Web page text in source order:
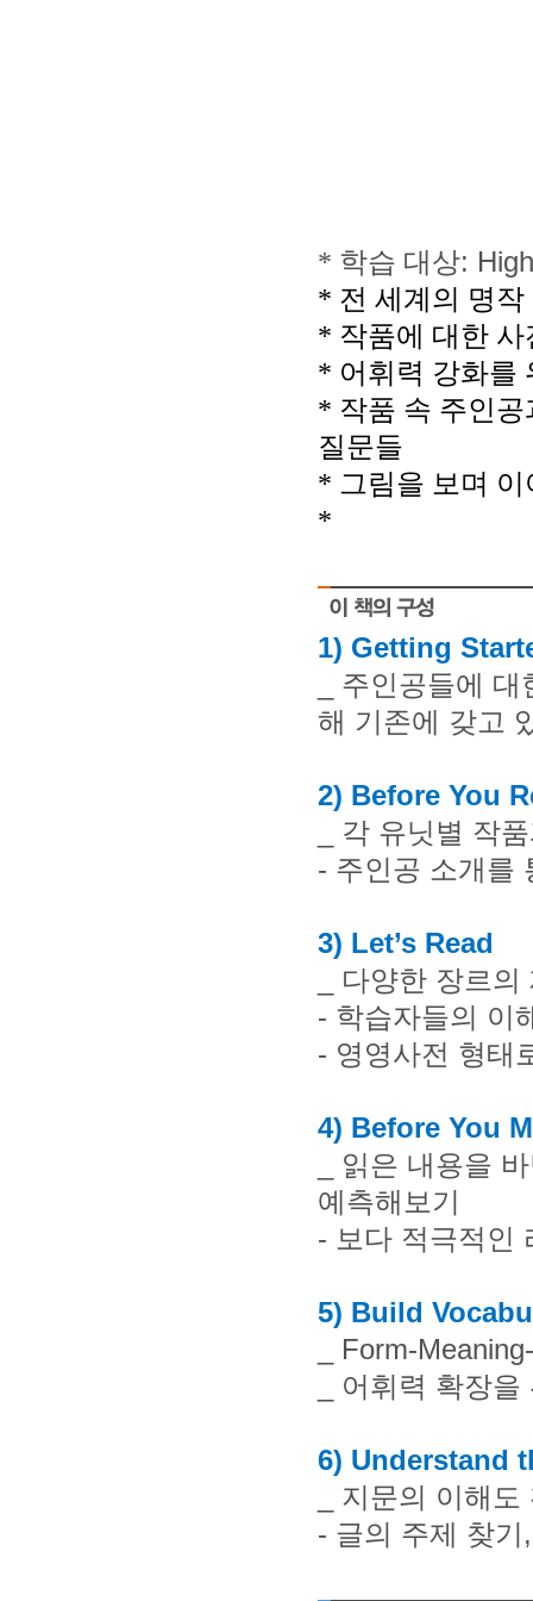
* 학습 대상:
* 전 세계의 명
* 작품에 대한
* 어휘력 강화를
* 작품 속 주인
질문들
* 그림을 보며
*
1) Getting
주인공들에 대
해 기존에 갖고
2) Before You
각 유닛별 작
- 주인공 소개를
3) Let’s Read
다양한 장르의
- 학습자들의 이
- 영영사전 형태
4) Before You
읽은 내용을
예측해보기
- 보다 적극적인
5) Build
_ Form-
어휘력 확장을
6) Understand
지문의 이해도
- 글의 주제 찾기